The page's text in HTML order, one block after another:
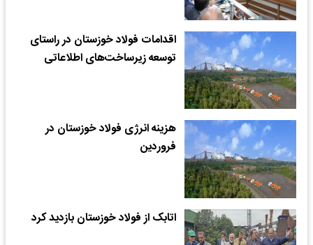
اقدامات فولاد خوزستان در راستای
توسعه زیرساخت‌های اطلاعاتی
هزینه انرژی فولاد خوزستان در
فروردین
اتابک از فولاد خوزستان بازدید کرد